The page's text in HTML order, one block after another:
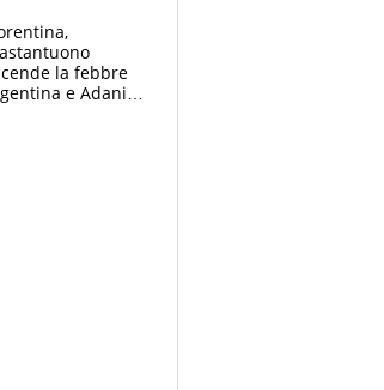
mamma
e il
calciatore
la febbre
e Adani